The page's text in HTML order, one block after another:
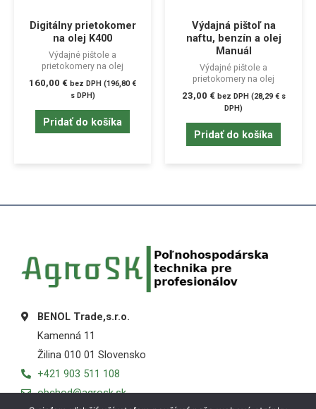
Digitálny prietokomer
na olej K400
Výdajné pištole a
prietokomery na olej
160,00 € bez DPH (196,80€
s DPH)
Pridať do košíka
Výdajná pištoľ na
naftu, benzín a olej
Manuál
Výdajné pištole a
prietokomery na olej
23,00 € bez DPH (28,29€s
DPH)
Pridať do košíka
BENOL Trade,s.r.o.
Kamenná 11
Žilina 010 01 Slovensko
+421 903 511 108
obchod@agrosk.sk